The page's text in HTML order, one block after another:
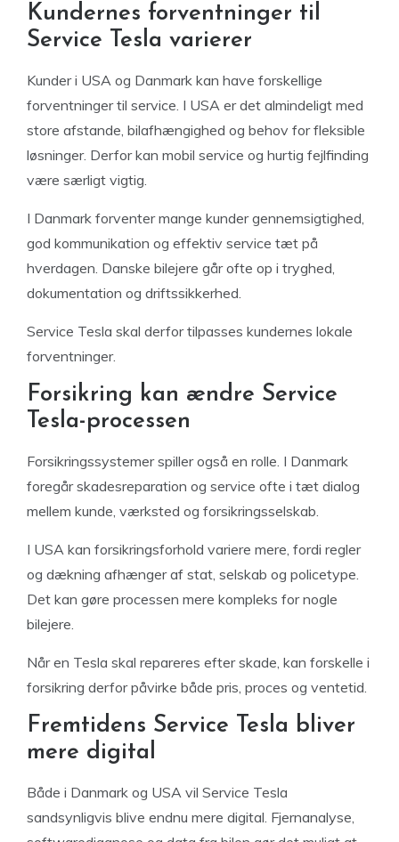
Kundernes forventninger til
Service Tesla varierer
Kunder i USA og Danmark kan have forskellige
forventninger til service. I USA er det almindeligt med
store afstande, bilafhængighed og behov for fleksible
løsninger. Derfor kan mobil service og hurtig fejlfinding
være særligt vigtig.
I Danmark forventer mange kunder gennemsigtighed,
god kommunikation og effektiv service tæt på
hverdagen. Danske bilejere går ofte op i tryghed,
dokumentation og driftssikkerhed.
Service Tesla skal derfor tilpasses kundernes lokale
forventninger.
Forsikring kan ændre Service
Tesla-processen
Forsikringssystemer spiller også en rolle. I Danmark
foregår skadesreparation og service ofte i tæt dialog
mellem kunde, værksted og forsikringsselskab.
I USA kan forsikringsforhold variere mere, fordi regler
og dækning afhænger af stat, selskab og policetype.
Det kan gøre processen mere kompleks for nogle
bilejere.
Når en Tesla skal repareres efter skade, kan forskelle i
forsikring derfor påvirke både pris, proces og ventetid.
Fremtidens Service Tesla bliver
mere digital
Både i Danmark og USA vil Service Tesla
sandsynligvis blive endnu mere digital. Fjernanalyse,